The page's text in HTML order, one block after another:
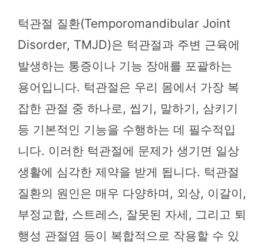
턱관절 질환(Temporomandibular Joint
Disorder, TMJD)은 턱관절과 주변 근육에
발생하는 통증이나 기능 장애를 포괄하는
용어입니다. 턱관절은 우리 몸에서 가장 복
잡한 관절 중 하나로, 씹기, 말하기, 삼키기
등 기본적인 기능을 수행하는 데 필수적입
니다. 이러한 턱관절에 문제가 생기면 일상
생활에 심각한 제약을 받게 됩니다. 턱관절
질환의 원인은 매우 다양하며, 외상, 이갈이,
부정교합, 스트레스, 잘못된 자세, 그리고 퇴
행성 관절염 등이 복합적으로 작용할 수 있